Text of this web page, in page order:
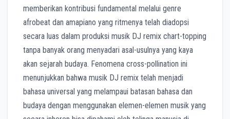
memberikan kontribusi fundamental melalui genre
afrobeat dan amapiano yang ritmenya telah diadopsi
secara luas dalam produksi musik DJ remix chart-topping
tanpa banyak orang menyadari asal-usulnya yang kaya
akan sejarah budaya. Fenomena cross-pollination ini
menunjukkan bahwa musik DJ remix telah menjadi
bahasa universal yang melampaui batasan bahasa dan
budaya dengan menggunakan elemen-elemen musik yang